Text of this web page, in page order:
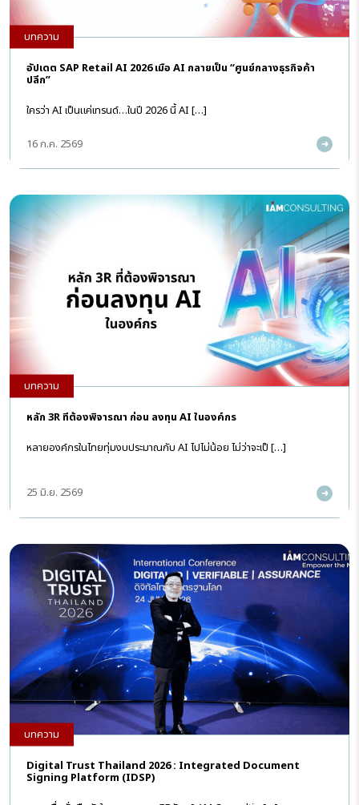
อัปเดต SAP Retail AI 2026 เมื่อ AI กลายเป็น “ศูนย์กลางธุรกิจค้า
ปลีก”
ใครว่า AI เป็นแค่เทรนด์…ในปี 2026 นี้ AI […]
บทความ
16 ก.ค. 2569
หลัก 3R ที่ต้องพิจารณา ก่อน ลงทุน AI ในองค์กร
หลายองค์กรในไทยทุ่มงบประมาณกับ AI ไปไม่น้อย ไม่ว่าจะเป็ […]
บทความ
25 มิ.ย. 2569
Digital Trust Thailand 2026 : Integrated Document
Signing Platform (IDSP)
บทความ